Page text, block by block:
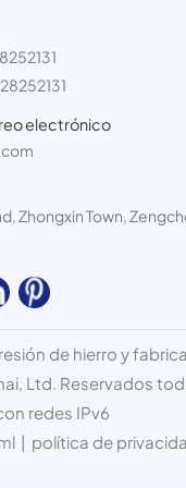
electrónico
Zhongxin Town,
de hierro y
Ltd. Reservados
redes IPv6
| política de